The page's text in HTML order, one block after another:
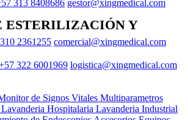
313 8408686 gestor@xingmedical.com
ESTERILIZACIÓN Y
2361255 comercial@xingmedical.com
322 6001969 logistica@xingmedical.com
de Signos Vitales Multiparametros
Lavanderia Hospitalaria Lavanderia Industrial